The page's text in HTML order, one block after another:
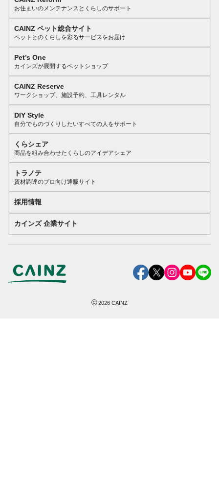
お住まいのメンテナンスとくらしのサポート
CAINZ ペット総合サイト
ペットとのくらしを彩るサービスをお届け
Pet’s One
カインズが展開するペットショップ
CAINZ Reserve
ワークショップ、施設予約、工具レンタル
DIY Style
自分でものづくりしたいすべての人をサポート
くらシェア
商品を組み合わせたくらしのアイデアシェア
トラノテ
資材調達のプロ向け通販サイト
採用情報
カインズ 企業サイト
©2026 CAINZ